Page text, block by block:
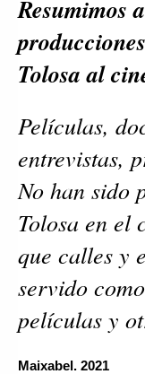
Resumimos
Tolosa al
Películas,
entrevistas,
No han sido
Tolosa en el
que calles y
servido
películas y
Maixabel. 2021